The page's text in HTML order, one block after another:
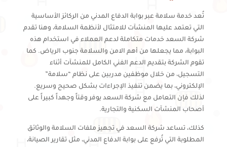
تُعد خدمة سلامة عبر بوابة الدفاع المدني من الركائز الأساسية
التي تعتمد عليها المنشآت للامتثال لأنظمة السلامة، وهنا تقدم
شركة السعد خدمات متكاملة لدعم العملاء في استخدام هذه
البوابة، مما يجعلها من أهم الامن والسلامة جنوب الرياض. كما
تقوم الشركة بتقديم الدعم الفني الكامل للمنشآت أثناء
التسجيل، من خلال موظفين مدربين على نظام “سلامة”
الإلكتروني، بما يضمن تنفيذ الإجراءات بشكل صحيح وسريع.
لذلك فإن التعامل مع شركة السعد يوفر وقتاً وجهداً كبيراً على
أصحاب المنشآت السكنية والتجارية.
كذلك، تساعد شركة السعد في تجهيز ملفات السلامة والوثائق
المطلوبة التي تُرفع على بوابة الدفاع المدني، مثل تقارير الصيانة،